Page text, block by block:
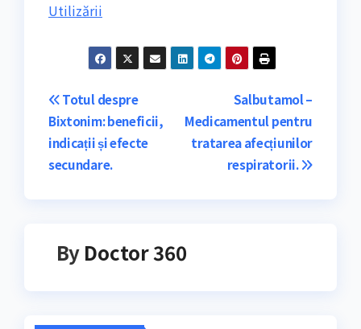
Utilizării
Navigare
în
articole
Salbutamol –
Medicamentul pentru
tratarea afecțiunilor
respiratorii.
Totul despre
Bixtonim: beneficii,
indicații și efecte
secundare.
By Doctor 360